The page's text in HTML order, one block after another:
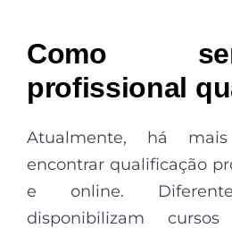
Como
profissional
Atualmente, há
encontrar qualificação
e online.
disponibilizam